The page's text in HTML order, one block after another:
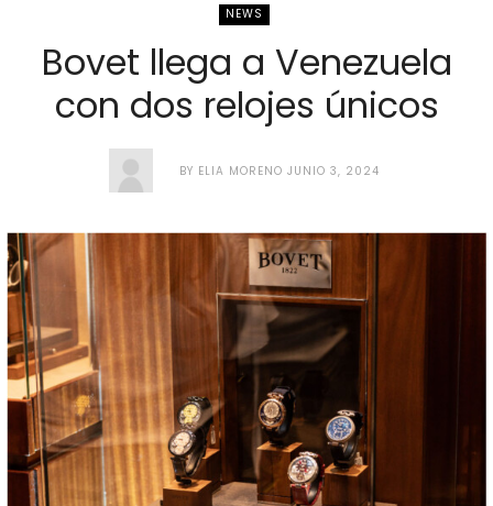
NEWS
Bovet llega a Venezuela
con dos relojes únicos
BY ELIA MORENO JUNIO 3, 2024